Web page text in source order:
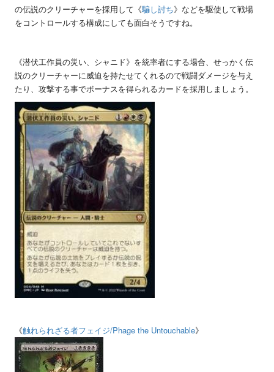
の伝説のクリーチャーを採用して《騙し討ち》などを駆使して戦場
をコントロールする構成にしても面白そうですね。
《潜伏工作員の災い、シャニド》を統率者にする場合、せっかく伝
説のクリーチャーに威迫を持たせてくれるので戦闘ダメージを与え
たり、攻撃する事でボーナスを得られるカードを採用しましょう。
《触れられざる者フェイジ/Phage the Untouchable》